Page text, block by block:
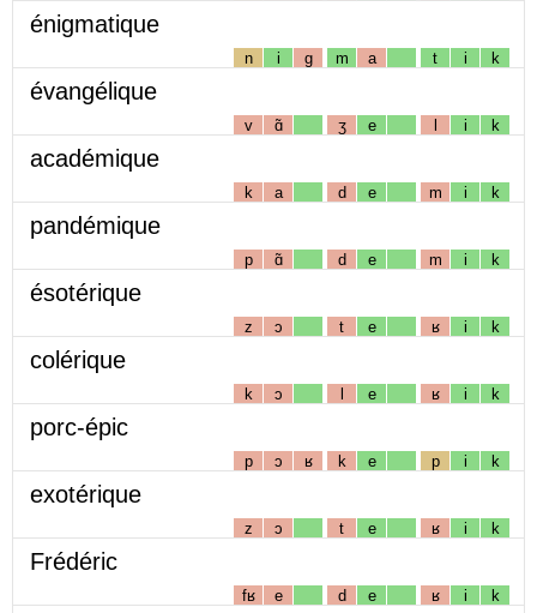
énigmatique
n i g m a t i k
évangélique
v ɑ̃ ʒ e l i k
académique
k a d e m i k
pandémique
p ɑ̃ d e m i k
ésotérique
z ɔ t e ʁ i k
colérique
k ɔ l e ʁ i k
porc-épic
p ɔ ʁ k e p i k
exotérique
z ɔ t e ʁ i k
Frédéric
fʁ e d e ʁ i k